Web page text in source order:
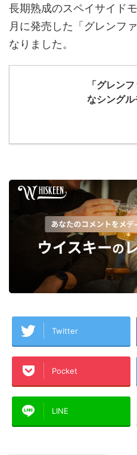
長期熟成のスペイサイド
月に発売した「グレンフ
なりました。
「グレン
なシング
Twitter
Pocket
LINE